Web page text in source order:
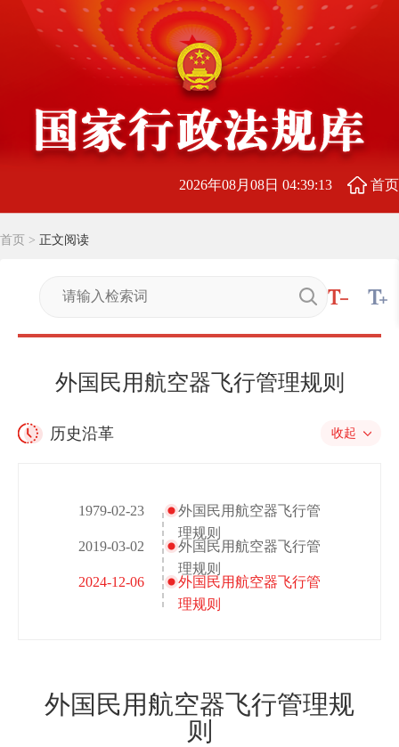
2026年08月08日 04:39:14 首页
首页 > 正文阅读
外国民用航空器飞行管理规则
历史沿革 收起
1979-02-23
2019-03-02
2024-12-06
外国民用航空器飞行管
理规则
外国民用航空器飞行管
理规则
外国民用航空器飞行管
理规则
外国民用航空器飞行管理规
则